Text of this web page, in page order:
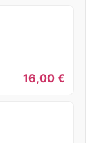
16,00 €